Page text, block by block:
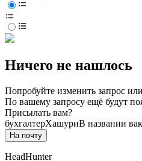
Ничего не нашлось
Попробуйте изменить запрос
По вашему запросу ещё будут
Присылать вам?
бухгалтерХашуриВ названии
На почту
HeadHunter